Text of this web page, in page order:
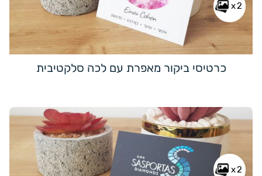
x2
כרטיסי ביקור מאפרת עם לכה סלקטיבית
x2